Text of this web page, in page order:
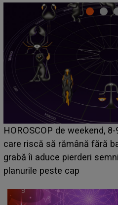
Emanuel a ținut ACEST
acum! În fața Alexandrei,
face o MĂRTURISIRE
sa: "I-am spus și ei în față,